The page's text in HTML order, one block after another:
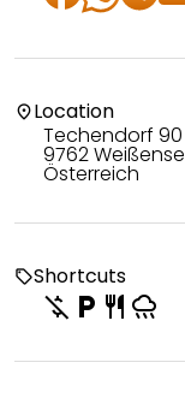
location_onLocation
Techendorf 90
9762
Österreich
local_offerShortcuts
money_off local_parking restaurant rainy